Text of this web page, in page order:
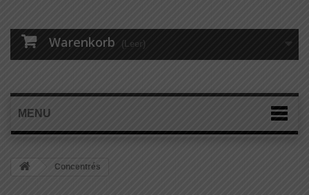
Warenkorb (Leer)
MENU
Concentrés